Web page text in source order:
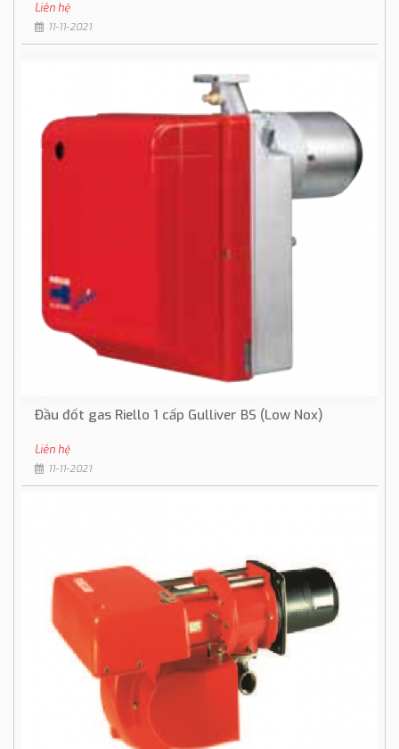
Liên hệ
11-11-2021
Đầu đốt gas Riello 1 cấp Gulliver BS (Low Nox)
Liên hệ
11-11-2021